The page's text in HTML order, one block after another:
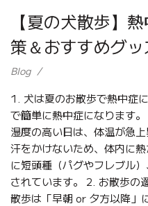
【夏の犬散歩】
策＆おすすめグ
Blog
1. 犬は夏のお散歩で熱中症
で簡単に熱中症になります
湿度の高い日は、体温が急
汗をかけないため、体内に
に短頭種（パグやフレブル
されています。 2. お散歩の
散歩は「早朝 or 夕方以降」